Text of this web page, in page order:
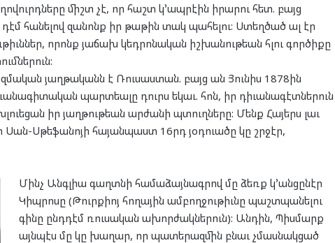
միշտ չէ, որ հաշտ կ՚ապրէին իրարու հետ. բայց
հանելով զանոնք իր թաթին տակ պահելու: Ստեղծած ալ էր
որոնք յաճախ կեդրոնական իշխանութեան հլու գործիքը
յաղթականն է Ռուսաստան. բայց ան Յունիս 1878ին
պարտեալը դուրս եկաւ. հոն, իր դիւանագէտներուն
իր յաղթութեան արժանի պտուղները: Մենք Հայերս լաւ
Սթեֆանոյի հայանպաստ 16րդ յօդուածը կը շրջէր,
Մինչ Անգլիա գաղտնի համաձայնագրով մը ձեռք կ՚անցընէր
Կիպրոսը (Թուրքիոյ հողային ամբողջութիւնը պաշտպանելու
գինը ընդդէմ ռուսական ախորժակներուն): Անդին, Պիսմարք
այնպէս մը կը խաղար, որ պատերազմին բնաւ չմասնակցած